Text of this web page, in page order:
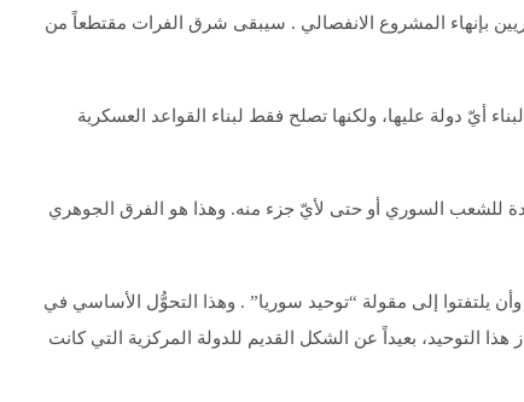
بإنهاء المشروع الانفصالي . سيبقى شرق الفرات مقتطعاً من
أيّ دولة عليها، ولكنها تصلح فقط لبناء القواعد العسكرية
للشعب السوري أو حتى لأيّ جزء منه. وهذا هو الفرق الجوهري
يلتفتوا إلى مقولة “توحيد سوريا” . وهذا التحوُّل الأساسي في
التوحيد، بعيداً عن الشكل القديم للدولة المركزية التي كانت